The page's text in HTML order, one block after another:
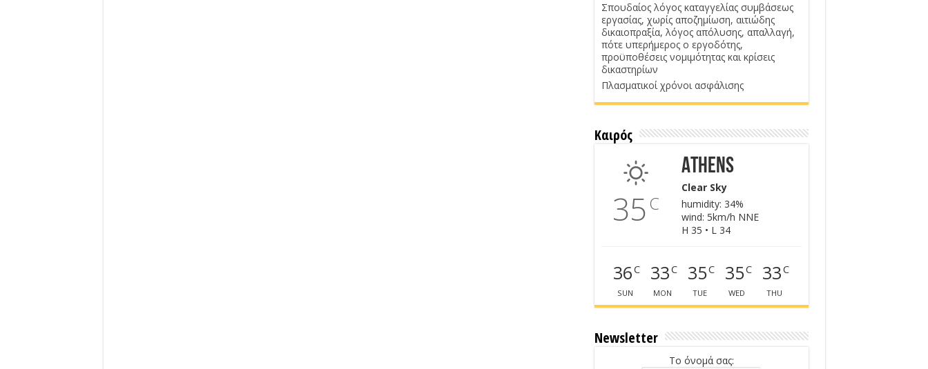
Σπουδαίος λόγος καταγγελίας συμβάσεως
εργασίας, χωρίς αποζημίωση, αιτιώδης
δικαιοπραξία, λόγος απόλυσης, απαλλαγή,
πότε υπερήμερος ο εργοδότης,
προϋποθέσεις νομιμότητας και κρίσεις
δικαστηρίων
Πλασματικοί χρόνοι ασφάλισης
Καιρός
35C
Athens
Clear Sky
humidity: 34%
wind: 5km/h NNE
H 35 • L 34
36C
SUN
33C
MON
35C
TUE
35C
WED
33C
THU
Newsletter
Το όνομά σας: